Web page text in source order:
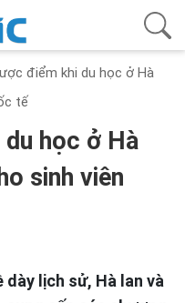
điểm khi du học ở Hà
tế
học ở Hà
sinh viên
lịch sử, Hà lan và